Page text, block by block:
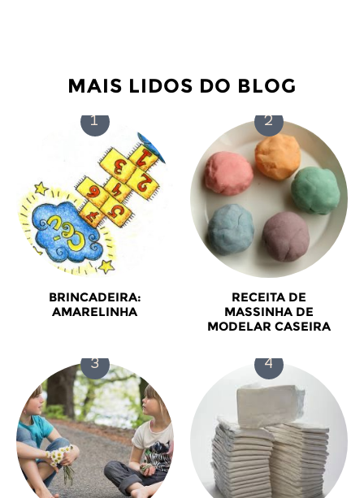
MAIS LIDOS DO BLOG
BRINCADEIRA:
AMARELINHA
RECEITA DE
MASSINHA DE
MODELAR CASEIRA